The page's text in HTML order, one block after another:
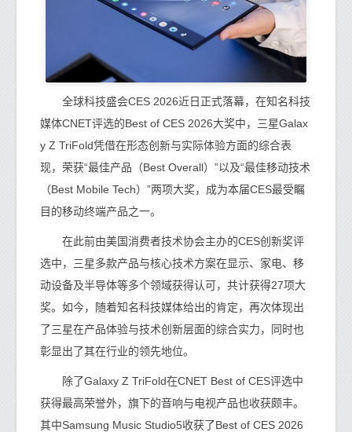
全球科技盛会CES 2026近日正式落幕，在知名科技
媒体CNET评选的Best of CES 2026大奖中，三星Galax
y Z TriFold凭借在形态创新与实际体验方面的综合表
现，荣获“最佳产品（Best Overall）”以及“最佳移动技术
（Best Mobile Tech）”两项大奖，成为本届CES最受瞩
目的移动终端产品之一。
在此前由美国消费者技术协会主办的CES创新奖评
选中，三星多款产品与核心技术方案在显示、家电、移
动设备及半导体等多个领域获得认可，共计获得27项大
奖。如今，随着知名科技媒体给出的肯定，再次体现出
了三星在产品体验与技术创新层面的综合实力，同时也
彰显出了其在行业的领先地位。
除了Galaxy Z TriFold在CNET Best of CES评选中
获得最高荣誉外，旗下的音响与电视产品也收获颇丰。
其中Samsung Music Studio5收获了Best of CES 2026